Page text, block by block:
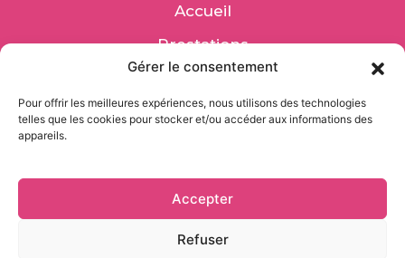
Gérer le consentement
Pour offrir les meilleures expériences, nous utilisons des technologies
telles que les cookies pour stocker et/ou accéder aux informations des
appareils.
Accepter
Refuser
Accueil
Prestations
Réalisations
Contact